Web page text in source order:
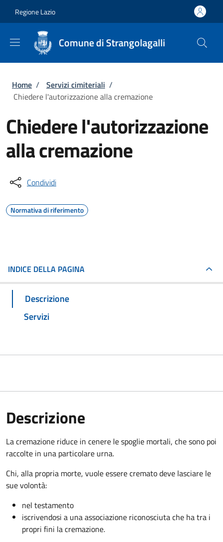
Regione Lazio
Comune di Strangolagalli
Briciole di pane
Home / Servizi cimiteriali /
Chiedere l'autorizzazione alla cremazione
Chiedere l'autorizzazione
alla cremazione
Condividi
Normativa di riferimento
INDICE DELLA PAGINA
Descrizione
Servizi
Descrizione
La cremazione riduce in cenere le spoglie mortali, che sono poi
raccolte in una particolare urna.
Chi, alla propria morte, vuole essere cremato deve lasciare le
sue volontà:
nel testamento
iscrivendosi a una associazione riconosciuta che ha tra i
propri fini la cremazione.